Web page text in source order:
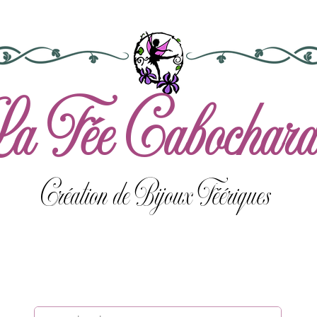
Fée
Création de Bijoux Féériques